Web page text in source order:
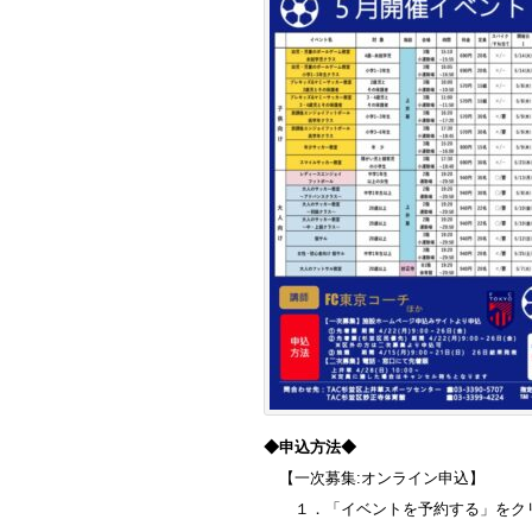
◆申込方法◆
【一次募集:オンライン申込】
１．「イベントを予約する」をク